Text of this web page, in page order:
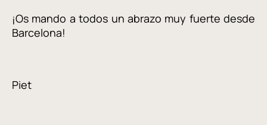
¡Os mando a todos un abrazo muy fuerte desde
Barcelona!
Piet